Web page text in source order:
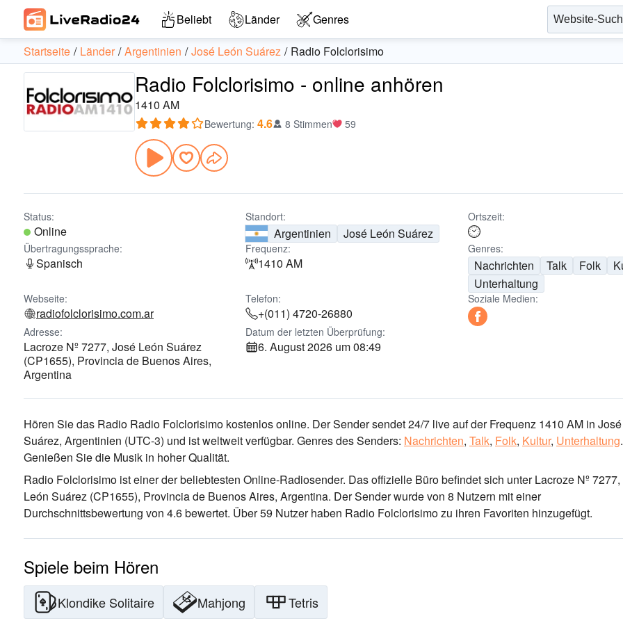
Beliebt Länder Genres
Startseite Länder Argentinien José León Suárez Radio Folclorisimo
Radio Folclorisimo - online anhören
1410 AM
Bewertung: 4.6 8 Stimmen 59
Status:
Online
Standort:
Argentinien José León Suárez
Ortszeit:
Übertragungssprache:
Spanisch
Frequenz:
1410 AM
Genres:
Nachrichten Talk Folk
Unterhaltung
Webseite:
radiofolclorisimo.com.ar
Telefon:
+(011) 4720-26880
Soziale Medien:
Adresse:
Lacroze Nº 7277, José León Suárez
(CP1655), Provincia de Buenos Aires,
Argentina
Datum der letzten Überprüfung:
6. August 2026 um 08:49
Hören Sie das Radio Radio Folclorisimo kostenlos online. Der Sender sendet 24/7 liveauf der Frequenz 1410 AM in
Suárez, Argentinien (UTC-3) und ist weltweit verfügbar. Genres des Senders: Nachrichten, Talk, Folk, Kultur, Unterhaltung.
Genießen Sie die Musik in hoher Qualität.
Radio Folclorisimo ist einer der beliebtesten Online-Radiosender. Das offizielle Büro befindet sich unter Lacroze Nº
León Suárez (CP1655), Provincia de Buenos Aires, Argentina. Der Sender wurde von 8 Nutzern mit einer
Durchschnittsbewertung von 4.6 bewertet. Über 59 Nutzer haben Radio Folclorisimo zu ihren Favoriten hinzugefügt.
Spiele beim Hören
Klondike Solitaire Mahjong Tetris